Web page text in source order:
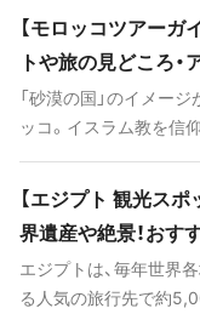
る観光の他にも多様性
自然スポットなど旅行
このページでは、クロ
おきたい主な見どころ
喫できるスポット、定
行の計画を立てるのに
しています。
【モロッコツアーガ
トや旅の見どころ・
「砂漠の国」のイメー
ッコ。イスラム教を信
不思議なことにヨーロ
いにどこかうまく調和
市街「メディーナ」で出
遺産に登録された都市
う可愛い雑貨の数々、
【エジプト 観光ス
界遺産や絶景！おす
エジプトは、毎年世界
る人気の旅行先で約